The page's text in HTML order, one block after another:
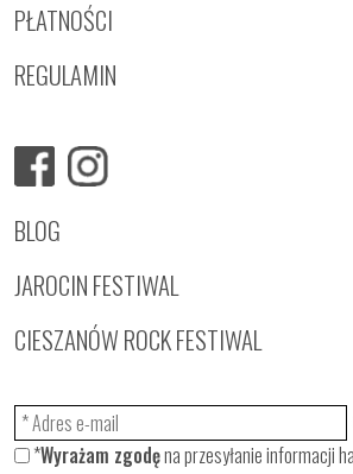
PŁATNOŚCI
REGULAMIN
BLOG
JAROCIN FESTIWAL
CIESZANÓW ROCK FESTIWAL
*Wyrażam zgodęna przesyłanie informacji